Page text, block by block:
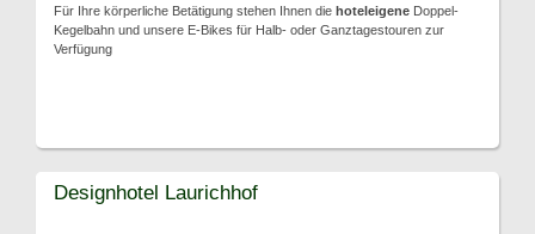
Für Ihre körperliche Betätigung stehen Ihnen die hoteleigene Doppel-
Kegelbahn und unsere E-Bikes für Halb- oder Ganztagestouren zur
Verfügung
Designhotel Laurichhof